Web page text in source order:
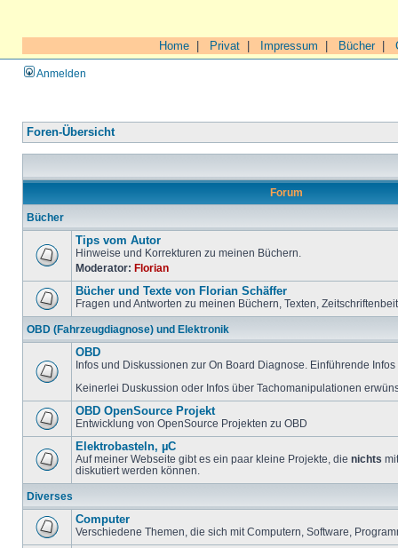
Home Privat Impressum Bücher|
Anmelden
Foren-Übersicht
Forum
Bücher
Tips vom Autor
Hinweise und Korrekturen zu meinen Büchern.
Moderator: Florian
Bücher und Texte von Florian Schäffer
Fragen und Antworten zu meinen Büchern, Texten,
OBD (Fahrzeugdiagnose) und Elektronik
OBD
Infos und Diskussionen zur On Board Diagnose. Einführende
Keinerlei Duskussion oder Infos über Tachomanipulationen
OBD OpenSource Projekt
Entwicklung von OpenSource Projekten zu OBD
Elektrobasteln, µC
Auf meiner Webseite gibt es ein paar kleine Projekte, die nichts
diskutiert werden können.
Diverses
Computer
Verschiedene Themen, die sich mit Computern, Software,